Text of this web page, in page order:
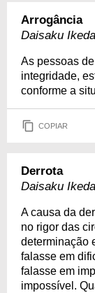
Arrogância
Daisaku Ikeda
As pessoas
integridade,
conforme a
COPIAR
Derrota
Daisaku Ikeda
A causa da
no rigor das
determinação
falasse em
falasse em
impossível.